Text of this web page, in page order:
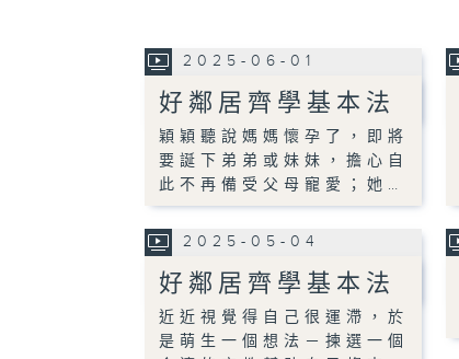
2025-06-01
好鄰居齊學基本法
穎穎聽說媽媽懷孕了，即將
要誕下弟弟或妹妹，擔心自
此不再備受父母寵愛；她…
2025-05-04
好鄰居齊學基本法
近近視覺得自己很運滯，於
是萌生一個想法－揀選一個